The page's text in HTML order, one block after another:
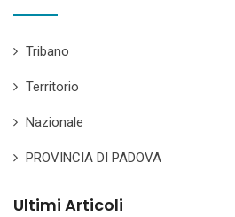
Tribano
Territorio
Nazionale
PROVINCIA DI PADOVA
Ultimi Articoli